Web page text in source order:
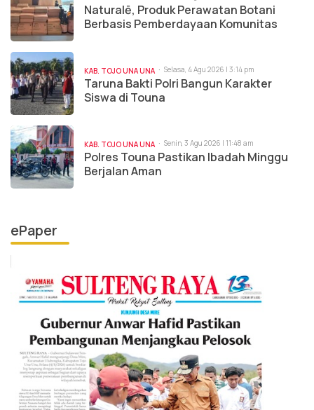
Naturalē, Produk Perawatan Botani
Berbasis Pemberdayaan Komunitas
KAB. TOJO UNA UNA Selasa, 4 Agu 2026 | 3:14 pm
Taruna Bakti Polri Bangun Karakter
Siswa di Touna
KAB. TOJO UNA UNA Senin, 3 Agu 2026 | 11:48 am
Polres Touna Pastikan Ibadah Minggu
Berjalan Aman
ePaper